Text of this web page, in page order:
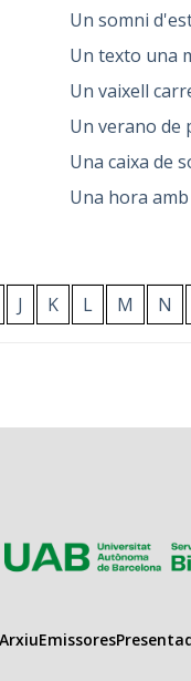
Un somni
Un texto una
Un vaixell
Un verano de
Una caixa de
Una hora amb
J K L M N
Emissores